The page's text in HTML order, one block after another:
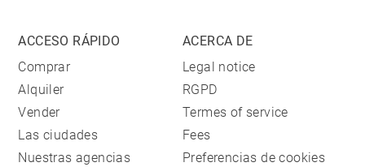
ACCESO RÁPIDO
Comprar
Alquiler
Vender
Las ciudades
Nuestras agencias
ACERCA DE
Legal notice
RGPD
Termes of service
Fees
Preferencias de cookies